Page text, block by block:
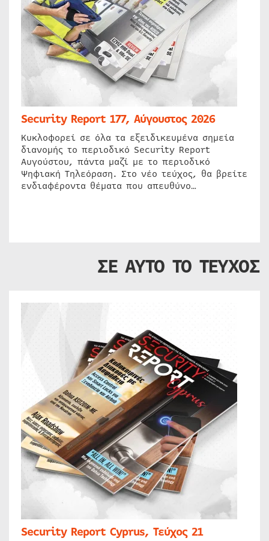
Security Report 177, Αύγουστος 2026
Κυκλοφορεί σε όλα τα εξειδικευμένα σημεία
διανομής το περιοδικό Security Report
Αυγούστου, πάντα μαζί με το περιοδικό
Ψηφιακή Τηλεόραση. Στο νέο τεύχος, θα βρείτε
ενδιαφέροντα θέματα που απευθύνο…
ΣΕ ΑΥΤΟ ΤΟ ΤΕΥΧΟΣ
Security Report Cyprus, Τεύχος 21